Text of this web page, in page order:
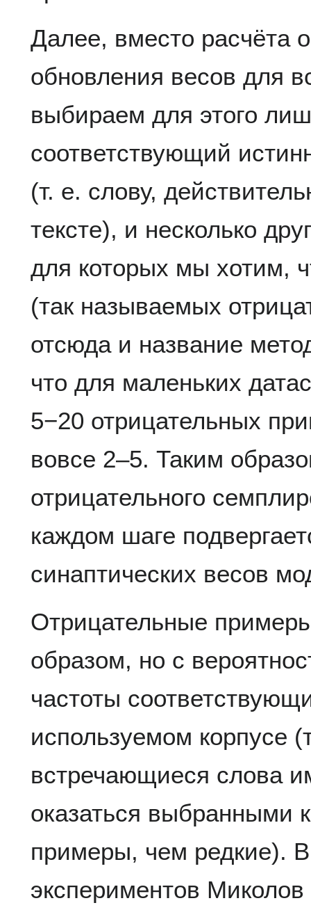
Далее, вместо расчёта
обновления весов для
выбираем для этого
соответствующий
(т. е. слову,
тексте), и несколько
для которых мы хотим,
(так называемых
отсюда и название
что для маленьких
5−20 отрицательных
вовсе 2–5. Таким
отрицательного
каждом шаге
синаптических весов
Отрицательные
образом, но с
частоты
используемом корпусе
встречающиеся слова
оказаться выбранными
примеры, чем редкие). В
экспериментов